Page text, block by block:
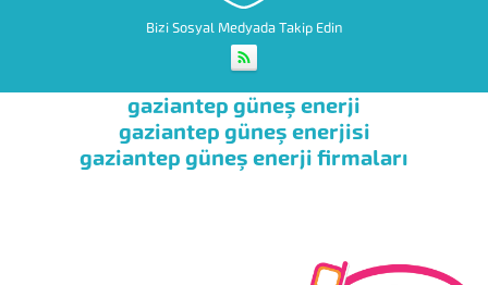
Bizi Sosyal Medyada Takip Edin
gaziantep güneş enerji
gaziantep güneş enerjisi
gaziantep güneş enerji firmaları